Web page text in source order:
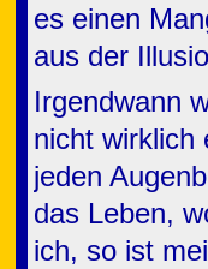
es einen
aus der
Irgendwann
nicht wirklich
jeden
das Leben,
ich, so ist